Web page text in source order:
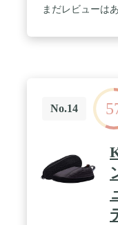
尚、開口部はス
温度となり体感
容】 ■シューズ
リチウムイオン
2 ■MHG01CH
イプ [AC100-
日本語取扱説明
まだレビューは
No.14